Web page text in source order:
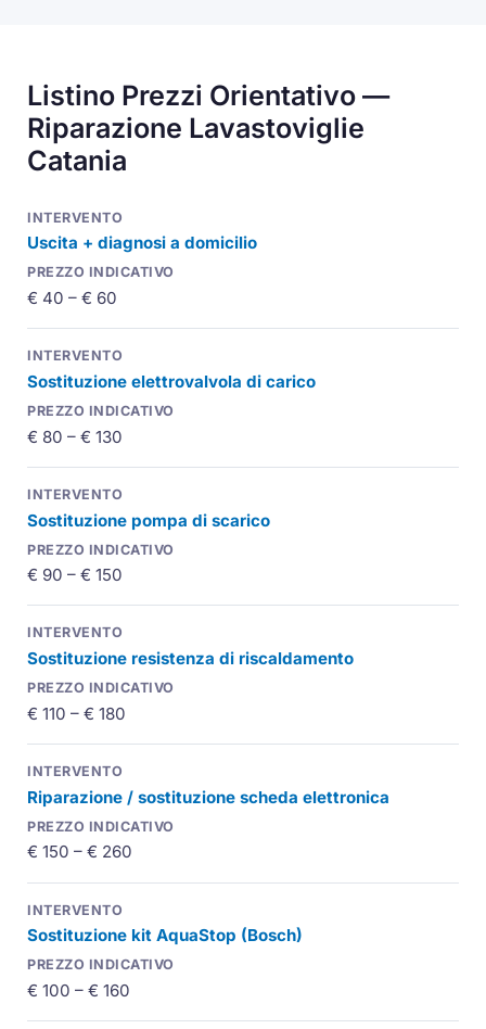
Listino Prezzi Orientativo —
Riparazione Lavastoviglie
Catania
Uscita + diagnosi a domicilio
€ 40 – € 60
Sostituzione elettrovalvola di carico
€ 80 – € 130
Sostituzione pompa di scarico
€ 90 – € 150
Sostituzione resistenza di riscaldamento
€ 110 – € 180
Riparazione / sostituzione scheda elettronica
€ 150 – € 260
Sostituzione kit AquaStop (Bosch)
€ 100 – € 160